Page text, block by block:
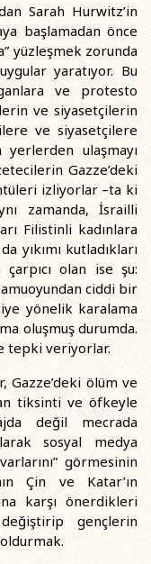
Sarah Hurwitz’in
başlamadan önce
yüzleşmek zorunda
yaratıyor. Bu
ve protesto
ve siyasetçilerin
ve siyasetçilere
ulaşmayı
Gazze’deki
izliyorlar –ta ki
zamanda, İsrailli
Filistinli kadınlara
yıkımı kutladıkları
olan ise şu:
ciddi bir
yönelik karalama
oluşmuş durumda.
tepki veriyorlar.
Gazze’deki ölüm ve
tiksinti ve öfkeyle
değil mecrada
sosyal medya
görmesinin
Çin ve Katar’ın
karşı önerdikleri
gençlerin